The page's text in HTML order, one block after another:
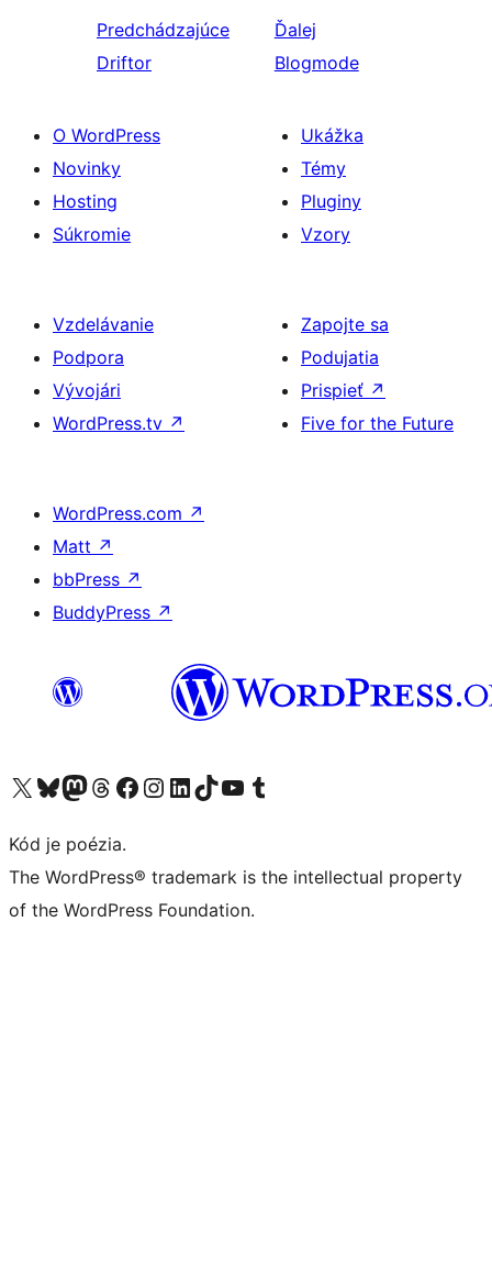
Predchádzajúce
Driftor
Ďalej
Blogmode
O WordPress
Novinky
Hosting
Súkromie
Ukážka
Témy
Pluginy
Vzory
Vzdelávanie
Podpora
Vývojári
WordPress.tv ↗
Zapojte sa
Podujatia
Prispieť ↗
Five for the Future
WordPress.com ↗
Matt ↗
bbPress ↗
BuddyPress ↗
Navštívte náš účet na X (predtým Twitter)
Navštívte náš účet na platforme Bluesky
Navštívte náš účet na Mastodone
Navštívte náš účet na platforme Threads
Navštívte našu stránku na Facebooku
Navštívte náš účet Instagram
Navštívte náš účet LinkedIn
Navštívte náš účet na platforme TikTok
Navštívte náš kanál YouTube
Navštívte náš účet na platforme Tumblr
Kód je poézia.
The WordPress® trademark is the intellectual property
of the WordPress Foundation.